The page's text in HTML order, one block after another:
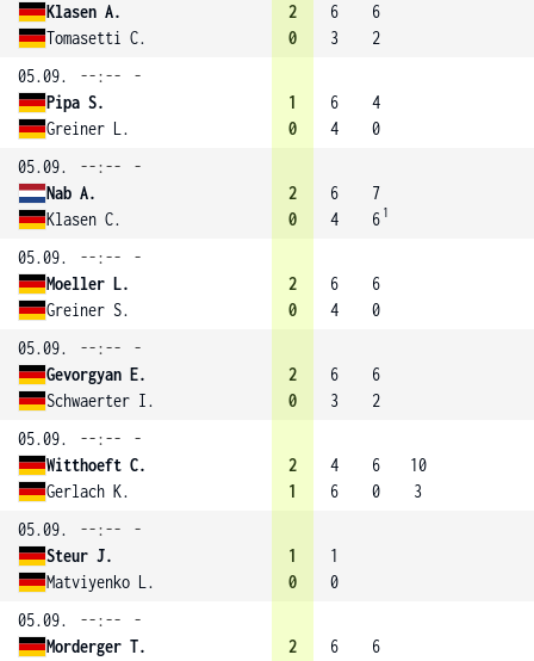
Klasen A.
Tomasetti C.
2
0
6
3
6
2
05.09.
--:--
-
Pipa S.
Greiner L.
1
0
6
4
4
0
05.09.
--:--
-
Nab A.
Klasen C.
2
0
6
4
7
6 1
05.09. --:--
-
Moeller L.
Greiner S.
2
0
6
4
6
0
05.09.
--:--
-
Gevorgyan E.
Schwaerter I.
2
0
6
3
6
2
05.09.
--:--
-
Witthoeft C.
Gerlach K.
2
1
4
6
6
0
10
3
05.09.
--:--
-
Steur J.
Matviyenko L.
1
0
1
0
05.09.
--:--
-
Morderger T.
2
6
6